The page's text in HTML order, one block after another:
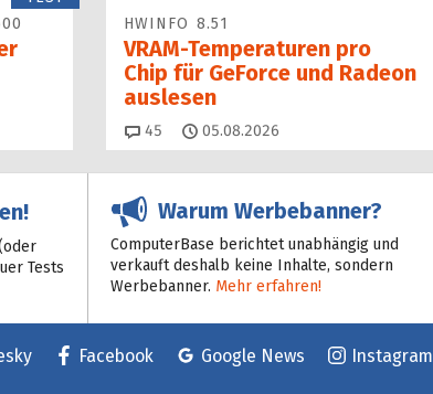
HWINFO 8.51
VRAM-Temperaturen pro
Chip für GeForce und Radeon
auslesen
45 Kommentare
05.08.2026
Tests
Warum Werbebanner?
ComputerBase berichtet unabhängig und
verkauft deshalb keine Inhalte, sondern
Werbebanner. Mehr erfahren!
Facebook Google News Instagram